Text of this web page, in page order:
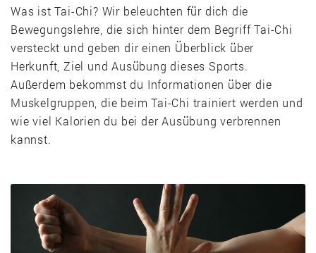
Was ist Tai-Chi? Wir beleuchten für dich die
Bewegungslehre, die sich hinter dem Begriff Tai-Chi
versteckt und geben dir einen Überblick über
Herkunft, Ziel und Ausübung dieses Sports.
Außerdem bekommst du Informationen über die
Muskelgruppen, die beim Tai-Chi trainiert werden und
wie viel Kalorien du bei der Ausübung verbrennen
kannst.